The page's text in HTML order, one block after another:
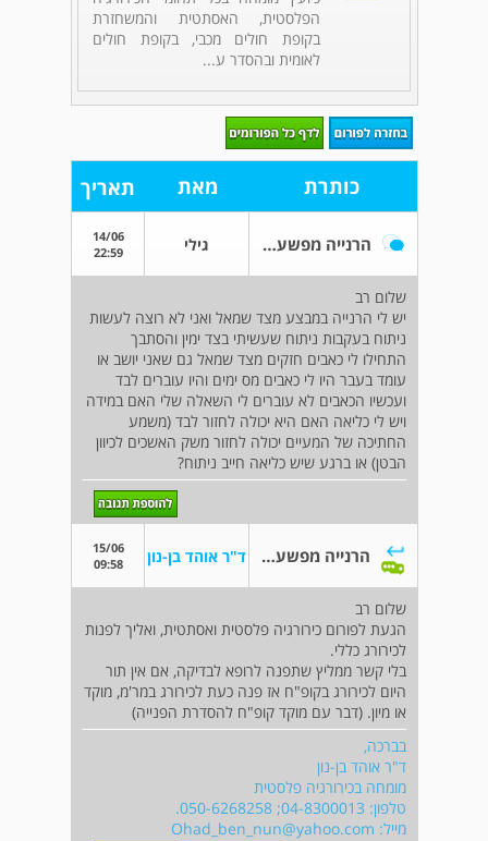
הפלסטית, האסתטית והמשחזרת
בקופת חולים מכבי, בקופת חולים
לאומית ובהסדר ע...
כותרת מאת תאריך
הרנייה מפשעתית גילי
14/06
22:59
שלום רב
יש לי הרנייה במבצע מצד שמאל ואני לא רוצה לעשות
ניתוח בעקבות ניתוח שעשיתי בצד ימין והסתבך
התחילו לי כאבים חזקים מצד שמאל גם שאני יושב או
עומד בעבר היו לי כאבים מס ימים והיו עוברים לבד
ועכשיו הכאבים לא עוברים לי השאלה שלי האם במידה
ויש לי כליאה האם היא יכולה לחזור לבד (משמע
החתיכה של המעיים יכולה לחזור משק האשכים לכיוון
הבטן) או ברגע שיש כליאה חייב ניתוח?
הרנייה מפשעתית ד"ר אוהד בן-נון
15/06
09:58
שלום רב
הגעת לפורום כירורגיה פלסטית ואסתטית, ואליך לפנות
לכירורג כללי.
בלי קשר ממליץ שתפנה לרופא לבדיקה, אם אין תור
היום לכירורג בקופ"ח אז פנה כעת לכירורג במר'מ, מוקד
או מיון. (דבר עם מוקד קופ"ח להסדרת הפנייה)
בברכה,
ד"ר אוהד בן-נון
מומחה בכירורגיה פלסטית
טלפון: 04-8300013; 050-6268258.
מייל: Ohad_ben_nun@yahoo.com